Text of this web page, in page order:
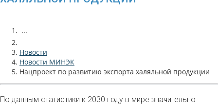
...
Новости
Новости МИНЭК
Нацпроект по развитию экспорта халяльной продукции
По данным статистики к 2030 году в мире значительно